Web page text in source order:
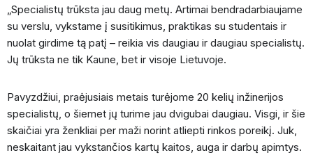
„Specialistų trūksta jau daug metų. Artimai bendradarbiaujame
su verslu, vykstame į susitikimus, praktikas su studentais ir
nuolat girdime tą patį – reikia vis daugiau ir daugiau specialistų.
Jų trūksta ne tik Kaune, bet ir visoje Lietuvoje.
Pavyzdžiui, praėjusiais metais turėjome 20 kelių inžinerijos
specialistų, o šiemet jų turime jau dvigubai daugiau. Visgi, ir šie
skaičiai yra ženkliai per maži norint atliepti rinkos poreikį. Juk,
neskaitant jau vykstančios kartų kaitos, auga ir darbų apimtys.